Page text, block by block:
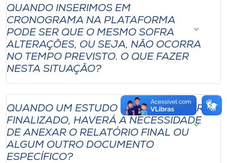
QUANDO INSERIMOS EM
CRONOGRAMA NA PLATAFORMA
PODE SER QUE O MESMO SOFRA
ALTERAÇÕES, OU SEJA, NÃO OCORRA
NO TEMPO PREVISTO. O QUE FAZER
NESTA SITUAÇÃO?
QUANDO UM ESTUDO (PESQUISA) FOR
FINALIZADO, HAVERÁ A NECESSIDADE
DE ANEXAR O RELATÓRIO FINAL OU
ALGUM OUTRO DOCUMENTO
ESPECÍFICO?